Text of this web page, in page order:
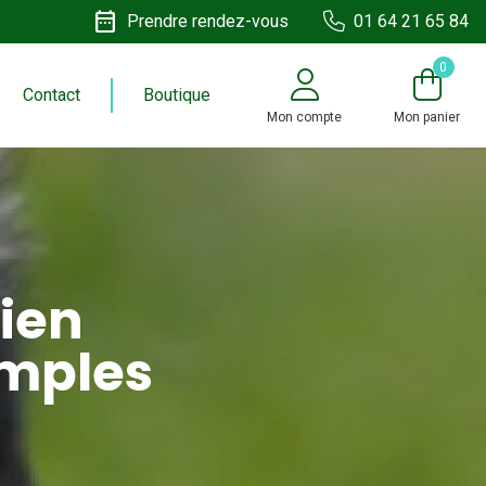
date_range Prendre rendez-vous 01 64 21 65 84
Contact Boutique
Mon compte
0
Mon panier